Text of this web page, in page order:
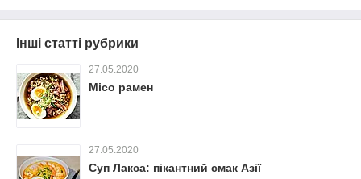
Інші статті рубрики
27.05.2020
Місо рамен
27.05.2020
Суп Лакса: пікантний смак Азії